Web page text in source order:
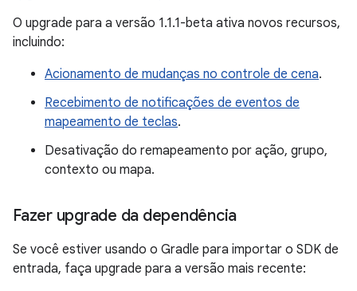
O upgrade para a versão 1.1.1-beta ativa novos recursos,
incluindo:
Acionamento de mudanças no controle de cena.
Recebimento de notificações de eventos de
mapeamento de teclas.
Desativação do remapeamento por ação, grupo,
contexto ou mapa.
Fazer upgrade da dependência
Se você estiver usando o Gradle para importar o SDK de
entrada, faça upgrade para a versão mais recente: